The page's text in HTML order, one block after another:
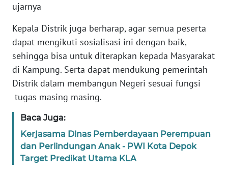
ujarnya
Kepala Distrik juga berharap, agar semua peserta
dapat mengikuti sosialisasi ini dengan baik,
sehingga bisa untuk diterapkan kepada Masyarakat
di Kampung. Serta dapat mendukung pemerintah
Distrik dalam membangun Negeri sesuai fungsi
tugas masing masing.
Baca Juga:
Kerjasama Dinas Pemberdayaan Perempuan
dan Perlindungan Anak - PWI Kota Depok
Target Predikat Utama KLA
WN
RIAU
WN
SERAMBI
WN
JAMBI
WN
SULTRA